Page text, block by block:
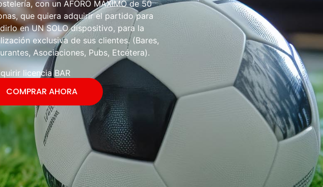
con un AFORO MÁXIMO de 50
que quiera adquirir el partido para
en UN SOLO dispositivo, para la
exclusiva de sus clientes. (Bares,
Asociaciones, Pubs, Etcétera).
licencia BAR
COMPRAR AHORA